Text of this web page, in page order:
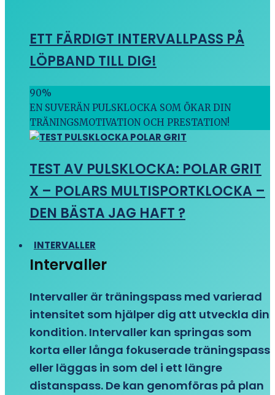
ETT FÄRDIGT INTERVALLPASS PÅ
LÖPBAND TILL DIG!
90%
EN SUVERÄN PULSKLOCKA SOM ÖKAR DIN
TRÄNINGSMOTIVATION OCH PRESTATION!
TEST AV PULSKLOCKA: POLAR GRIT
X – POLARS MULTISPORTKLOCKA –
DEN BÄSTA JAG HAFT ?
INTERVALLER
Intervaller
Intervaller är träningspass med varierad
intensitet som hjälper dig att utveckla din
kondition. Intervaller kan springas som
korta eller långa fokuserade träningspass
eller läggas in som del i ett längre
distanspass. De kan genomföras på plan